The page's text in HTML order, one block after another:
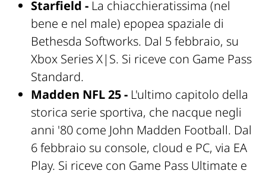
Starfield - La chiacchieratissima (nel
bene e nel male) epopea spaziale di
Bethesda Softworks. Dal 5 febbraio, su
Xbox Series X|S. Si riceve con Game Pass
Standard.
Madden NFL 25 - L'ultimo capitolo della
storica serie sportiva, che nacque negli
anni '80 come John Madden Football. Dal
6 febbraio su console, cloud e PC, via EA
Play. Si riceve con Game Pass Ultimate e